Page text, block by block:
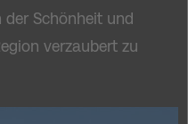
der Schönheit und
verzaubert zu